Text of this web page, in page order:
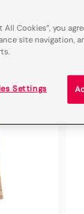
row
von
All Cookies”, you
site navigation,
Settings